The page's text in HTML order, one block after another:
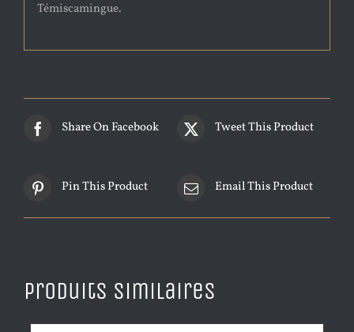
Témiscamingue.
Share On Facebook Tweet This Product
Pin This Product Email This Product
Produits similaires